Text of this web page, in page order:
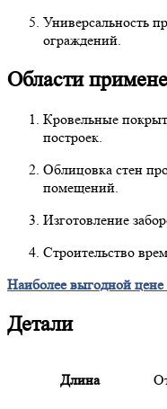
Универсальность
ограждений.
Области
Кровельные
построек.
Облицовка стен
помещений.
Изготовление
Строительство
Наиболее выгодной
Детали
Длина